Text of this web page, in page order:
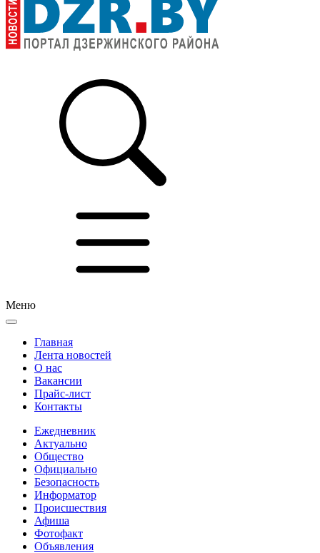
Меню
Главная
Лента новостей
О нас
Вакансии
Прайс-лист
Контакты
Ежедневник
Актуально
Общество
Официально
Безопасность
Информатор
Происшествия
Афиша
Фотофакт
Объявления